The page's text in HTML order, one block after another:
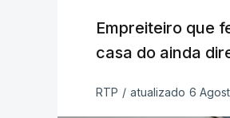
Empreiteiro que
casa do ainda
RTP / atualizado 6